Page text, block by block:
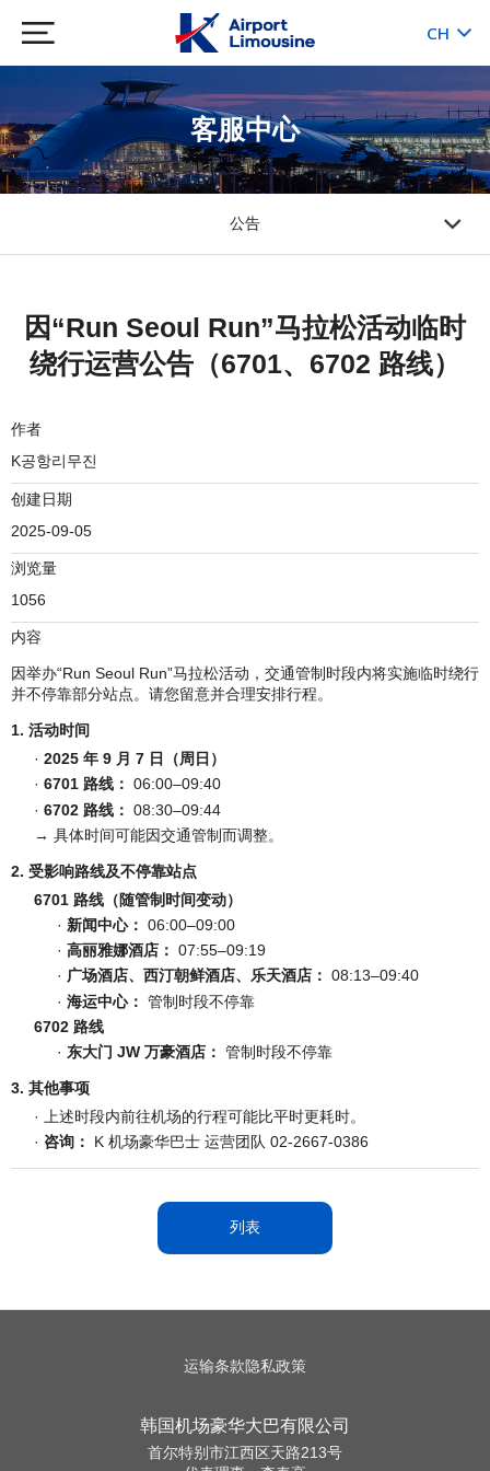
CH
KR
JP
EN
客服中心
公告
因“Run Seoul Run”马拉松活动临时
绕行运营公告（6701、6702 路线）
作者
K공항리무진
创建日期
2025-09-05
浏览量
1056
内容
因举办“Run Seoul Run”马拉松活动，交通管制时段内将实施临时绕行
并不停靠部分站点。请您留意并合理安排行程。
1. 活动时间
· 2025 年 9 月 7 日（周日）
· 6701 路线： 06:00–09:40
· 6702 路线： 08:30–09:44
→ 具体时间可能因交通管制而调整。
2. 受影响路线及不停靠站点
6701 路线（随管制时间变动）
· 新闻中心： 06:00–09:00
· 高丽雅娜酒店： 07:55–09:19
· 广场酒店、西汀朝鲜酒店、乐天酒店： 08:13–09:40
· 海运中心： 管制时段不停靠
6702 路线
· 东大门 JW 万豪酒店： 管制时段不停靠
3. 其他事项
· 上述时段内前往机场的行程可能比平时更耗时。
· 咨询： K 机场豪华巴士 运营团队 02-2667-0386
列表
运输条款隐私政策
韩国机场豪华大巴有限公司
首尔特别市江西区天路213号